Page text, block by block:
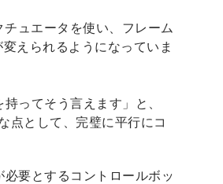
ュエータを使い、フレーム
えられるようになっていま
ってそう言えます」と、
として、完璧に平行にコ
要とするコントロールボッ